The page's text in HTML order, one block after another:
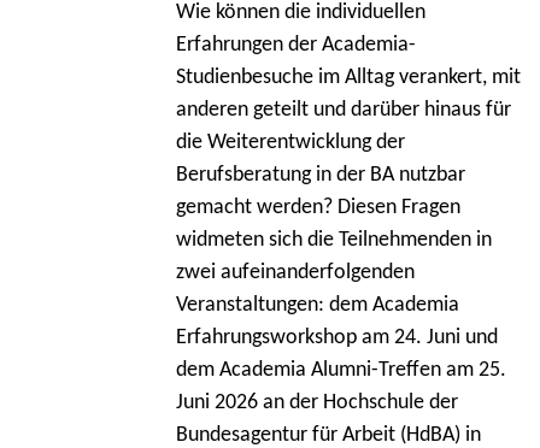
Wie können die individuellen
Erfahrungen der Academia-
Studienbesuche im Alltag verankert, mit
anderen geteilt und darüber hinaus für
die Weiterentwicklung der
Berufsberatung in der BA nutzbar
gemacht werden? Diesen Fragen
widmeten sich die Teilnehmenden in
zwei aufeinanderfolgenden
Veranstaltungen: dem Academia
Erfahrungsworkshop am 24. Juni und
dem Academia Alumni-Treffen am 25.
Juni 2026 an der Hochschule der
Bundesagentur für Arbeit (HdBA) in